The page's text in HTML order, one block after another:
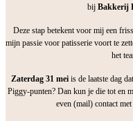
bij Bakkerij
Deze stap betekent voor mij een
mijn passie voor patisserie voort te
het
Zaterdag 31 meiis de laatste dag
Piggy-punten? Dan kun je die tot en
even (mail) contact